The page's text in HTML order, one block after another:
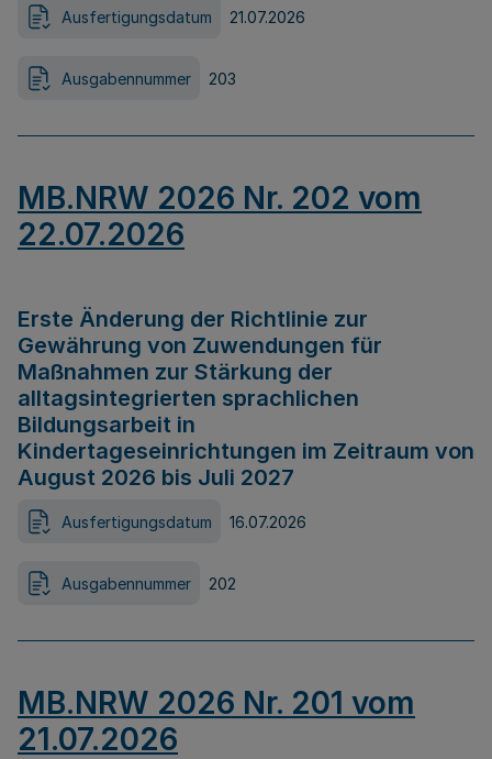
Ausfertigungsdatum 21.07.2026
Ausgabennummer 203
MB.NRW 2026 Nr. 202 vom
22.07.2026
Erste Änderung der Richtlinie zur
Gewährung von Zuwendungen für
Maßnahmen zur Stärkung der
alltagsintegrierten sprachlichen
Bildungsarbeit in
Kindertageseinrichtungen im Zeitraum von
August 2026 bis Juli 2027
Ausfertigungsdatum 16.07.2026
Ausgabennummer 202
MB.NRW 2026 Nr. 201 vom
21.07.2026